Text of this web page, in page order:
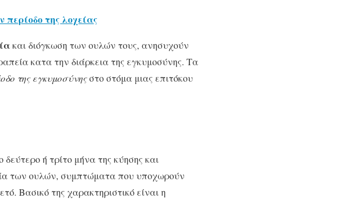
της λοχείας
και διόγκωση των ουλών τους, ανησυχούν
κατα την διάρκεια της εγκυμοσύνης. Τα
της εγκυμοσύνηςστο στόμα μιας επιτόκου
ή τρίτο μήνα της κύησης και
των ουλών, συμπτώματα που υποχωρούν
Βασικό της χαρακτηριστικό είναι η